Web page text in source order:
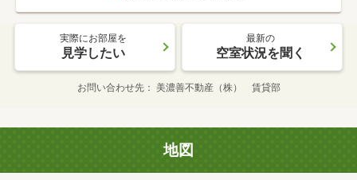
実際にお部屋を
見学したい
最新の
空室状況を聞く
お問い合わせ先 美濃善不動産（株） 賃貸部
地図